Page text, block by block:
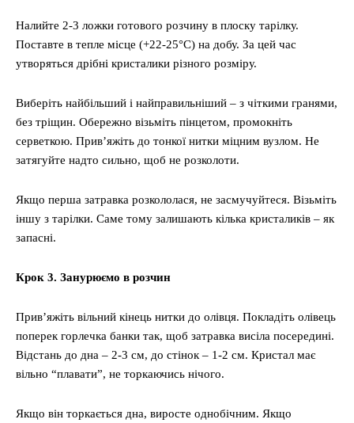
Налийте 2-3 ложки готового розчину в плоску тарілку.
Поставте в тепле місце (+22-25°C) на добу. За цей час
утворяться дрібні кристалики різного розміру.
Виберіть найбільший і найправильніший – з чіткими гранями,
без тріщин. Обережно візьміть пінцетом, промокніть
серветкою. Прив’яжіть до тонкої нитки міцним вузлом. Не
затягуйте надто сильно, щоб не розколоти.
Якщо перша затравка розкололася, не засмучуйтеся. Візьміть
іншу з тарілки. Саме тому залишають кілька кристаликів – як
запасні.
Крок 3. Занурюємо в розчин
Прив’яжіть вільний кінець нитки до олівця. Покладіть олівець
поперек горлечка банки так, щоб затравка висіла посередині.
Відстань до дна – 2-3 см, до стінок – 1-2 см. Кристал має
вільно “плавати”, не торкаючись нічого.
Якщо він торкається дна, виросте однобічним. Якщо